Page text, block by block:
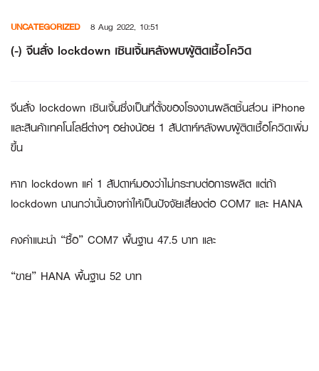
content
UNCATEGORIZED 8 Aug 2022, 10:51
(-) จีนสั่ง lockdown เซินเจิ้นหลังพบผู้ติดเชื้อโควิด
จีนสั่ง lockdown เซินเจิ้นซึ่งเป็นที่ตั้งของโรงงานผลิตชิ้นส่วน iPhone
และสินค้าเทคโนโลยีต่างๆ อย่างน้อย 1 สัปดาห์หลังพบผู้ติดเชื้อโควิดเพิ่ม
ขึ้น
หาก lockdown แค่ 1 สัปดาห์มองว่าไม่กระทบต่อการผลิต แต่ถ้า
lockdown นานกว่านั้นอาจทำให้เป็นปัจจัยเสี่ยงต่อ COM7 และ HANA
คงคำแนะนำ “ซื้อ” COM7 พื้นฐาน 47.5 บาท และ
“ขาย” HANA พื้นฐาน 52 บาท